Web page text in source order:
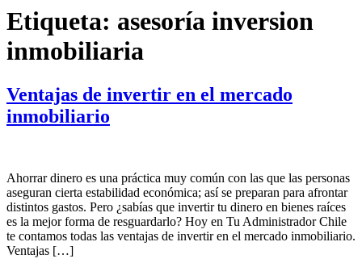
Etiqueta: asesoría inversion
inmobiliaria
Ventajas de invertir en el mercado
inmobiliario
Ahorrar dinero es una práctica muy común con las que las personas
aseguran cierta estabilidad económica; así se preparan para afrontar
distintos gastos. Pero ¿sabías que invertir tu dinero en bienes raíces
es la mejor forma de resguardarlo? Hoy en Tu Administrador Chile
te contamos todas las ventajas de invertir en el mercado inmobiliario.
Ventajas […]